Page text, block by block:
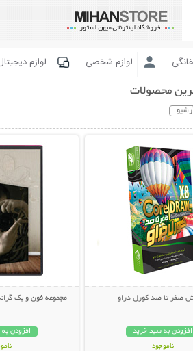
لوازم شخصی لوازم
محصولات
صفر تا صد کورل دراو
افزودن به سبد خرید
ناموجود
مجموعه فون و بک
افزودن